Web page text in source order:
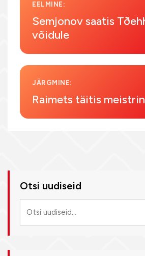
EELMINE:
Semjonov saatis
võidule
JÄRGMINE:
Raimets täitis
Otsi uudiseid
uudiseid